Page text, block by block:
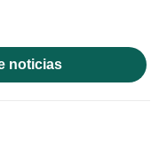
noticias